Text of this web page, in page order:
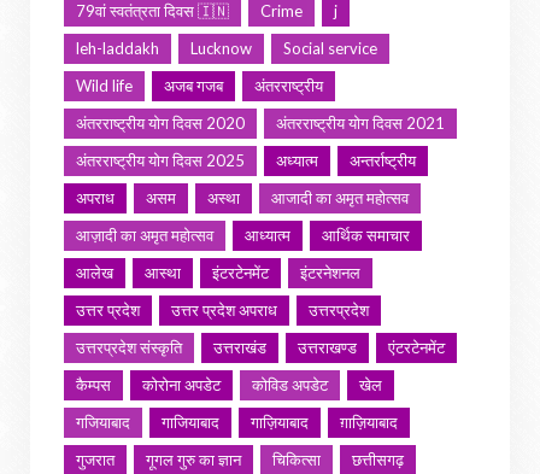
79वां स्वतंत्रता दिवस 🇮🇳 Crime
j
leh-laddakh
Lucknow
Social service
Wild life
अजब गजब
अंतरराष्ट्रीय
अंतरराष्ट्रीय योग दिवस 2020
अंतरराष्ट्रीय योग दिवस 2021
अंतरराष्ट्रीय योग दिवस 2025
अध्यात्म
अन्तर्राष्ट्रीय
अपराध
असम अस्था
आजादी का अमृत महोत्सव
आज़ादी का अमृत महोत्सव
आध्यात्म
आर्थिक समाचार
आलेख
आस्था इंटरटेनमेंट
इंटरनेशनल
उत्तर प्रदेश
उत्तर प्रदेश अपराध
उत्तरप्रदेश
उत्तरप्रदेश संस्कृति
उत्तराखंड उत्तराखण्ड
एंटरटेनमेंट
कैम्पस
कोरोना अपडेट कोविड अपडेट
खेल
गजियाबाद
गाजियाबाद गाज़ियाबाद
ग़ाज़ियाबाद
गुजरात
गूगल गुरु का ज्ञान चिकित्सा
छत्तीसगढ़